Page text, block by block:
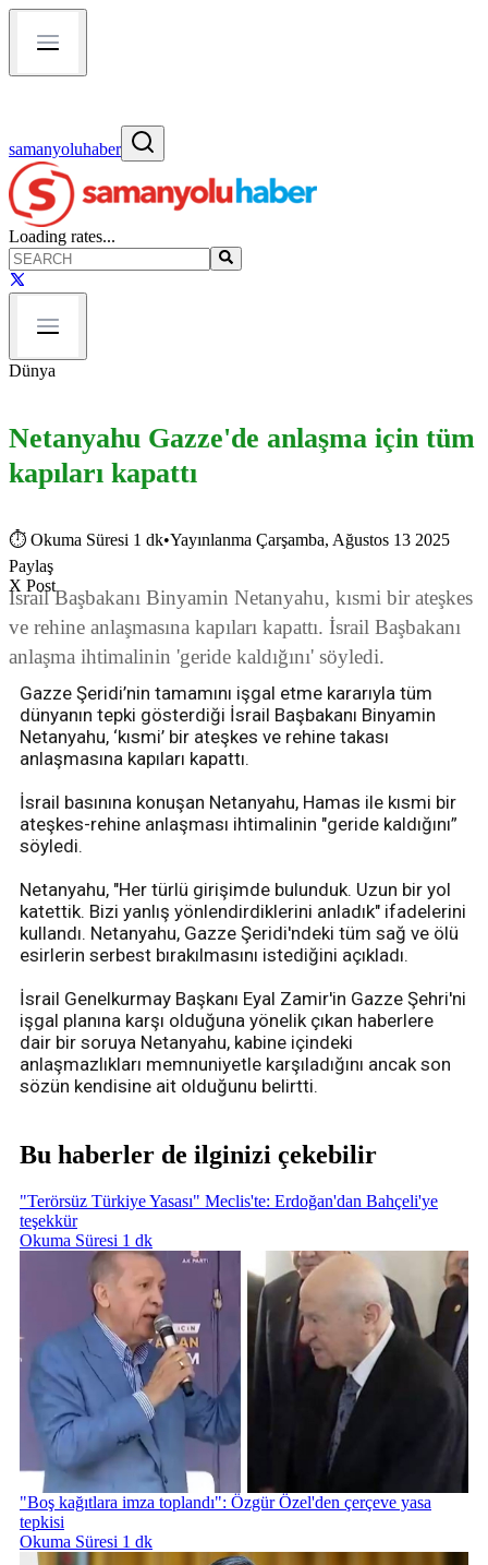
samanyoluhaber
Loading rates...
Dünya
Netanyahu Gazze'de anlaşma için tüm
kapıları kapattı
⏱ Okuma Süresi 1 dk•Yayınlanma Çarşamba, Ağustos 13 2025
Paylaş
X Post
İsrail Başbakanı Binyamin Netanyahu, kısmi bir ateşkes
ve rehine anlaşmasına kapıları kapattı. İsrail Başbakanı
anlaşma ihtimalinin 'geride kaldığını' söyledi.
Gazze Şeridi’nin tamamını işgal etme kararıyla tüm
dünyanın tepki gösterdiği İsrail Başbakanı Binyamin
Netanyahu, ‘kısmi’ bir ateşkes ve rehine takası
anlaşmasına kapıları kapattı.
İsrail basınına konuşan Netanyahu, Hamas ile kısmi bir
ateşkes-rehine anlaşması ihtimalinin "geride kaldığını”
söyledi.
Netanyahu, "Her türlü girişimde bulunduk. Uzun bir yol
katettik. Bizi yanlış yönlendirdiklerini anladık" ifadelerini
kullandı. Netanyahu, Gazze Şeridi'ndeki tüm sağ ve ölü
esirlerin serbest bırakılmasını istediğini açıkladı.
İsrail Genelkurmay Başkanı Eyal Zamir'in Gazze Şehri'ni
işgal planına karşı olduğuna yönelik çıkan haberlere
dair bir soruya Netanyahu, kabine içindeki
anlaşmazlıkları memnuniyetle karşıladığını ancak son
sözün kendisine ait olduğunu belirtti.
Bu haberler de ilginizi çekebilir
"Terörsüz Türkiye Yasası" Meclis'te: Erdoğan'dan Bahçeli'ye
teşekkür
Okuma Süresi 1 dk
"Boş kağıtlara imza toplandı": Özgür Özel'den çerçeve yasa
tepkisi
Okuma Süresi 1 dk